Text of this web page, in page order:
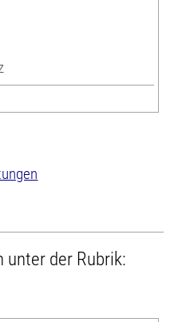
unter der Rubrik: